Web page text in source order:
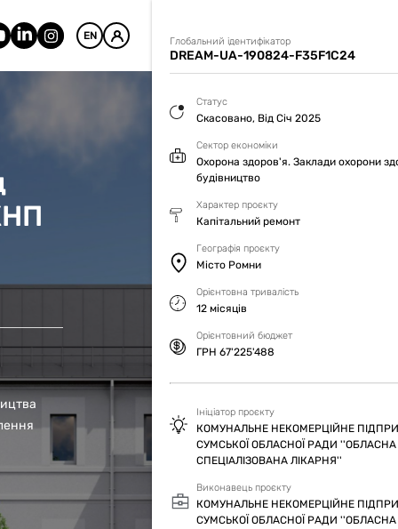
EN Глобальний ідентифікатор
DREAM-UA-190824-F35F1C24
Статус
Скасовано, Від Січ 2025
Сектор економіки
Охорона здоров'я. Заклади охорони
будівництво
Характер проєкту
Капітальний ремонт
Географія проєкту
Місто Ромни
Орієнтовна тривалість
12 місяців
Орієнтовний бюджет
ГРН 67'225'488
Ініціатор проєкту
КОМУНАЛЬНЕ НЕКОМЕРЦІЙНЕ
СУМСЬКОЇ ОБЛАСНОЇ РАДИ ''ОБЛАСНА
СПЕЦІАЛІЗОВАНА ЛІКАРНЯ''
Виконавець проєкту
КОМУНАЛЬНЕ НЕКОМЕРЦІЙНЕ
СУМСЬКОЇ ОБЛАСНОЇ РАДИ ''ОБЛАСНА